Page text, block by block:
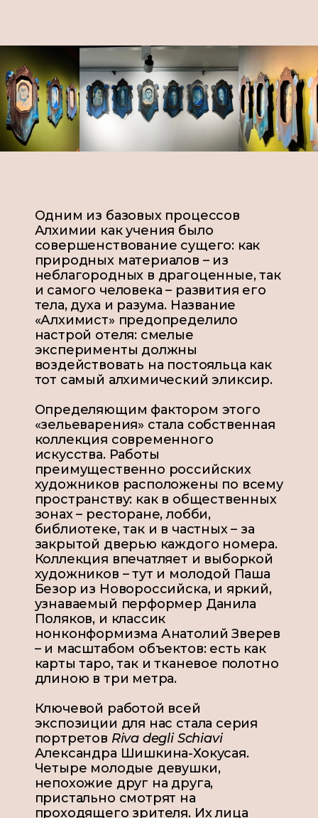
Одним из базовых процессов
Алхимии как учения было
совершенствование сущего: как
природных материалов – из
неблагородных в драгоценные, так
и самого человека – развития его
тела, духа и разума. Название
«Алхимист» предопределило
настрой отеля: смелые
эксперименты должны
воздействовать на постояльца как
тот самый алхимический эликсир.
Определяющим фактором этого
«зельеварения» стала собственная
коллекция современного
искусства. Работы
преимущественно российских
художников расположены по всему
пространству: как в общественных
зонах – ресторане, лобби,
библиотеке, так и в частных – за
закрытой дверью каждого номера.
Коллекция впечатляет и выборкой
художников – тут и молодой Паша
Безор из Новороссийска, и яркий,
узнаваемый перформер Данила
Поляков, и классик
нонконформизма Анатолий Зверев
– и масштабом объектов: есть как
карты таро, так и тканевое полотно
длиною в три метра.
Ключевой работой всей
экспозиции для нас стала серия
портретов Riva degli Schiavi
Александра Шишкина-Хокусая.
Четыре молодые девушки,
непохожие друг на друга,
пристально смотрят на
проходящего зрителя. Их лица